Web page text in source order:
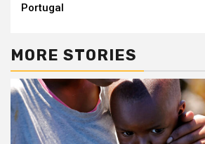
Portugal
MORE STORIES